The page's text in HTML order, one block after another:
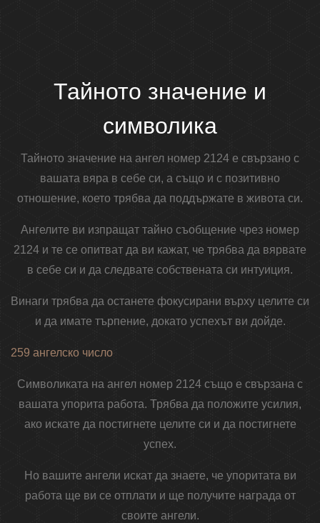
Тайното значение и
символика
Тайното значение на ангел номер 2124 е свързано с
вашата вяра в себе си, а също и с позитивно
отношение, което трябва да поддържате в живота си.
Ангелите ви изпращат тайно съобщение чрез номер
2124 и те се опитват да ви кажат, че трябва да вярвате
в себе си и да следвате собствената си интуиция.
Винаги трябва да останете фокусирани върху целите си
и да имате търпение, докато успехът ви дойде.
259 ангелско число
Символиката на ангел номер 2124 също е свързана с
вашата упорита работа. Трябва да положите усилия,
ако искате да постигнете целите си и да постигнете
успех.
Но вашите ангели искат да знаете, че упоритата ви
работа ще ви се отплати и ще получите награда от
своите ангели.